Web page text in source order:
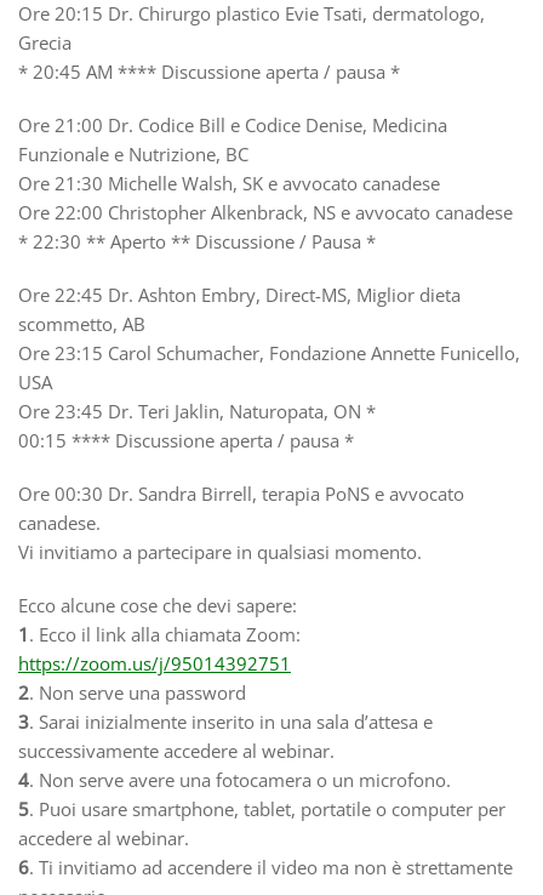
Ore 20:15 Dr. Chirurgo plastico Evie Tsati, dermatologo,
Grecia
* 20:45 AM **** Discussione aperta / pausa *
Ore 21:00 Dr. Codice Bill e Codice Denise, Medicina
Funzionale e Nutrizione, BC
Ore 21:30 Michelle Walsh, SK e avvocato canadese
Ore 22:00 Christopher Alkenbrack, NS e avvocato canadese
* 22:30 ** Aperto ** Discussione / Pausa *
Ore 22:45 Dr. Ashton Embry, Direct-MS, Miglior dieta
scommetto, AB
Ore 23:15 Carol Schumacher, Fondazione Annette Funicello,
USA
Ore 23:45 Dr. Teri Jaklin, Naturopata, ON *
00:15 **** Discussione aperta / pausa *
Ore 00:30 Dr. Sandra Birrell, terapia PoNS e avvocato
canadese.
Vi invitiamo a partecipare in qualsiasi momento.
Ecco alcune cose che devi sapere:
1 . Ecco il link alla chiamata Zoom:
https://zoom.us/j/95014392751
2. Non serve una password
3. Sarai inizialmente inserito in una sala d’attesa e
successivamente accedere al webinar.
4. Non serve avere una fotocamera o un microfono.
5. Puoi usare smartphone, tablet, portatile o computer per
accedere al webinar.
6. Ti invitiamo ad accendere il video ma non è strettamente